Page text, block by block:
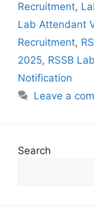
Recruitment,
Lab Attendant
Recruitment,
2025, RSSB
Notification
Leave a
Search